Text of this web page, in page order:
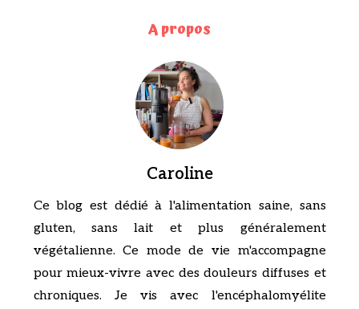
A propos
Caroline
Ce blog est dédié à l'alimentation saine, sans
gluten, sans lait et plus généralement
végétalienne. Ce mode de vie m'accompagne
pour mieux-vivre avec des douleurs diffuses et
chroniques. Je vis avec l'encéphalomyélite